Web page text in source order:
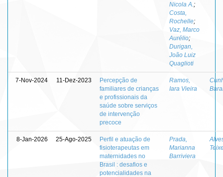
Nicola A. ;
Costa,
Rochelle;
Vaz, Marco
Aurélio;
Durigan,
João Luiz
Quaglioti
7-Nov-2024 11-Dez-2023
Percepção de
familiares de crianças
e profissionais da
saúde sobre serviços
de intervenção
precoce
Ramos,
Iara Vieira
8-Jan-2026 25-Ago-2025
Perfil e atuação de
fisioterapeutas em
maternidades no
Brasil : desafios e
potencialidades na
Prada,
Marianna
Barriviera